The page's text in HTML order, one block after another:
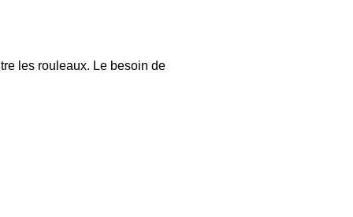
les rouleaux. Le besoin de